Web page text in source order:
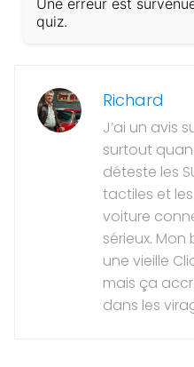
quiz.
Richard
J’ai un avis
surtout
déteste les
tactiles et
voiture
sérieux. Mon
une vieille
mais ça
dans les